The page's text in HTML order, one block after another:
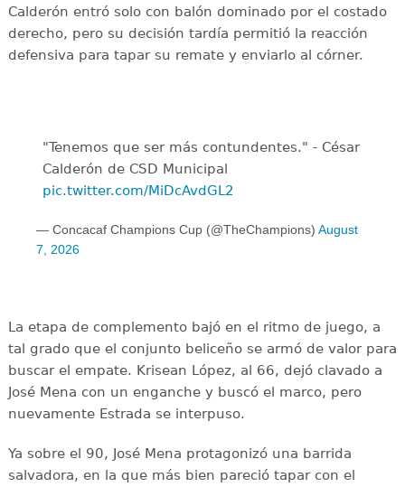
Calderón entró solo con balón dominado por el costado
derecho, pero su decisión tardía permitió la reacción
defensiva para tapar su remate y enviarlo al córner.
"Tenemos que ser más contundentes." - César
Calderón de CSD Municipal ️
pic.twitter.com/MiDcAvdGL2
— Concacaf Champions Cup (@TheChampions) August
7, 2026
La etapa de complemento bajó en el ritmo de juego, a
tal grado que el conjunto beliceño se armó de valor para
buscar el empate. Krisean López, al 66, dejó clavado a
José Mena con un enganche y buscó el marco, pero
nuevamente Estrada se interpuso.
Ya sobre el 90, José Mena protagonizó una barrida
salvadora, en la que más bien pareció tapar con el